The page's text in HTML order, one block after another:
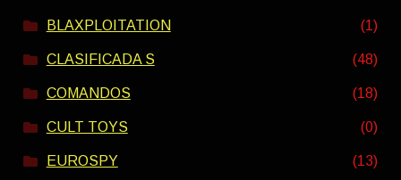
BLAXPLOITATION (1)
CLASIFICADA S (48)
COMANDOS (18)
CULT TOYS (0)
EUROSPY (13)